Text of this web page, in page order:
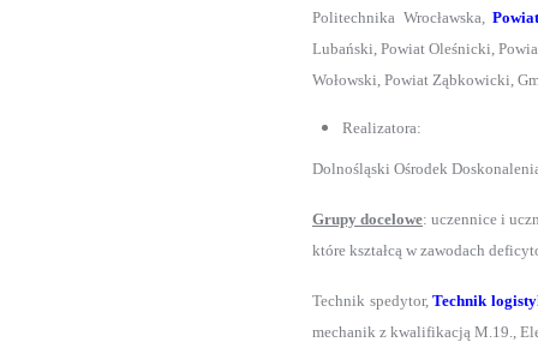
Politechnika Wrocławska,
Lubański, Powiat Oleśnicki,
Wołowski, Powiat Ząbkowicki,
Realizatora:
Dolnośląski Ośrodek
Grupy docelowe: uczennice i
które kształcą w zawodach
Technik spedytor,Techniklogisty
mechanik z kwalifikacją M.19.,